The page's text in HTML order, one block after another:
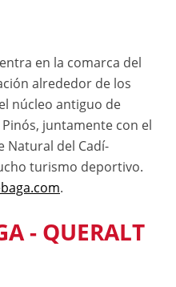
en la comarca del
alrededor de los
núcleo antiguo de
juntamente con el
Natural del Cadí-
turismo deportivo.
.
- QUERALT